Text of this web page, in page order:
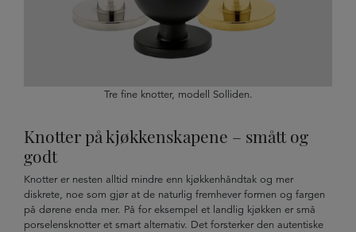
Tre fine knotter, modell Solliden.
Knotter på kjøkkenskapene – smått og
godt
Knotter er nesten alltid mindre enn kjøkkenhåndtak og mer
diskrete, noe som gjør at de naturlig fremhever formen og fargen
på dørene enda mer. På for eksempel et landlig kjøkken er små
porselensknotter et smart alternativ. Det forsterker den autentiske